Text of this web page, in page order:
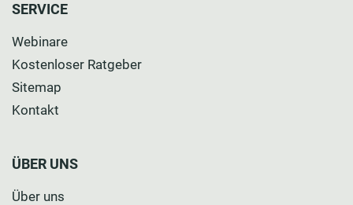
SERVICE
Webinare
Kostenloser Ratgeber
Sitemap
Kontakt
ÜBER UNS
Über uns